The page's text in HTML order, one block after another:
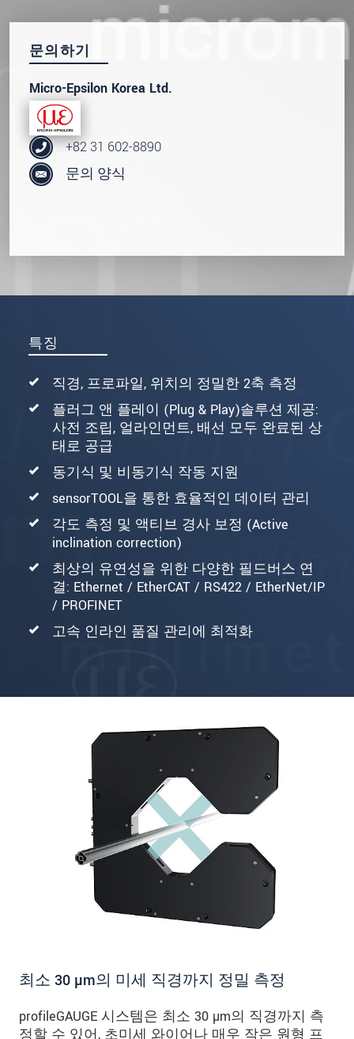
특징
직경, 프로파일, 위치의 정밀한 2축 측정
플러그 앤 플레이 (Plug & Play)솔루션 제공:
사전 조립, 얼라인먼트, 배선 모두 완료된 상
태로 공급
동기식 및 비동기식 작동 지원
sensorTOOL을 통한 효율적인 데이터 관리
각도 측정 및 액티브 경사 보정 (Active
inclination correction)
최상의 유연성을 위한 다양한 필드버스 연
결: Ethernet / EtherCAT / RS422 / EtherNet/IP
/ PROFINET
고속 인라인 품질 관리에 최적화
문의하기
Micro-Epsilon Korea Ltd.
+82 31 602-8890
문의 양식
최소 30 µm의 미세 직경까지 정밀 측정
profileGAUGE 시스템은 최소 30 µm의 직경까지 측
정할 수 있어, 초미세 와이어나 매우 작은 원형 프